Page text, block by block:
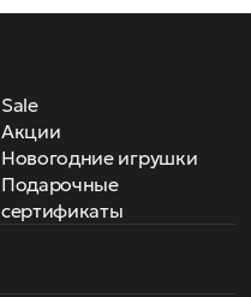
Sale
Акции
Новогодние игрушки
Подарочные
сертификаты